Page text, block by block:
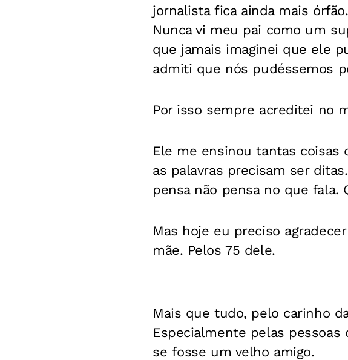
jornalista fica ainda mais órfão.
Nunca vi meu pai como um
que jamais imaginei que ele
admiti que nós pudéssemos
Por isso sempre acreditei no
Ele me ensinou tantas
as palavras precisam ser
pensa não pensa no que fala.
Mas hoje eu preciso
mãe. Pelos 75 dele.
Mais que tudo, pelo carinho
Especialmente pelas
se fosse um velho amigo.